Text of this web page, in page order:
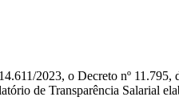
2023, o Decreto nº
de Transparência Salarial